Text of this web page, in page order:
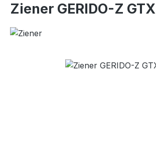
Ziener GERIDO-Z GTX
Bildergalerie überspringen